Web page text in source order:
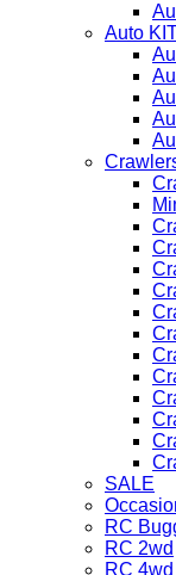
Auto
SALE
RC
RC 2wd
RC 4wd